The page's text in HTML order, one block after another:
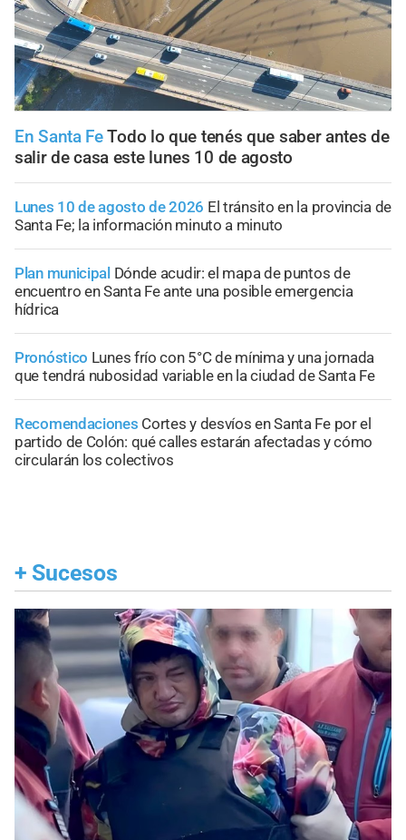
En Santa FeTodo lo que tenés que saber antes de
salir de casa este lunes 10 de agosto
Lunes 10 de agosto de 2026 El tránsito en la provincia de
Santa Fe; la información minuto a minuto
Plan municipal Dónde acudir: el mapa de puntos de
encuentro en Santa Fe ante una posible emergencia
hídrica
Pronóstico Lunes frío con 5°C de mínima y una jornada
que tendrá nubosidad variable en la ciudad de Santa Fe
Recomendaciones Cortes y desvíos en Santa Fe por el
partido de Colón: qué calles estarán afectadas y cómo
circularán los colectivos
+ Sucesos